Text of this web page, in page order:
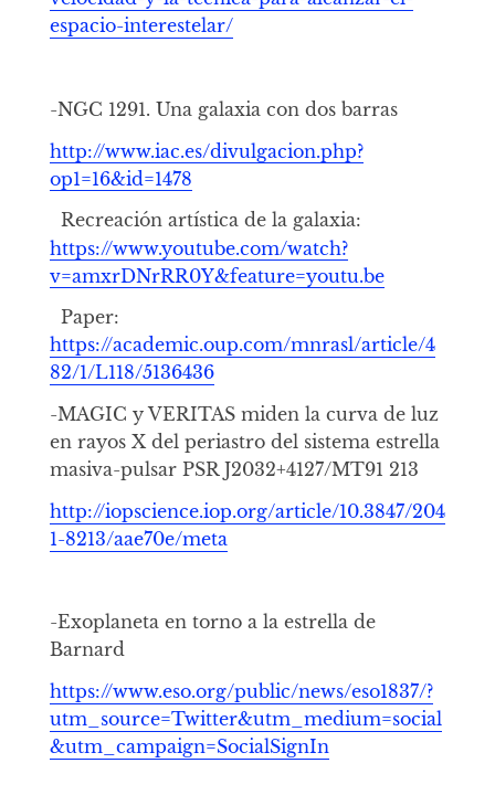
espacio-interestelar/
-NGC 1291. Una galaxia con dos barras
http://www.iac.es/divulgacion.php?
op1=16&id=1478
Recreación artística de la galaxia:
https://www.youtube.com/watch?
v=amxrDNrRR0Y&feature=youtu.be
Paper:
https://academic.oup.com/mnrasl/article/4
82/1/L118/5136436
-MAGIC y VERITAS miden la curva de luz
en rayos X del periastro del sistema estrella
masiva-pulsar PSR J2032+4127/MT91 213
http://iopscience.iop.org/article/10.3847/204
1-8213/aae70e/meta
-Exoplaneta en torno a la estrella de
Barnard
https://www.eso.org/public/news/eso1837/?
utm_source=Twitter&utm_medium=social
&utm_campaign=SocialSignIn